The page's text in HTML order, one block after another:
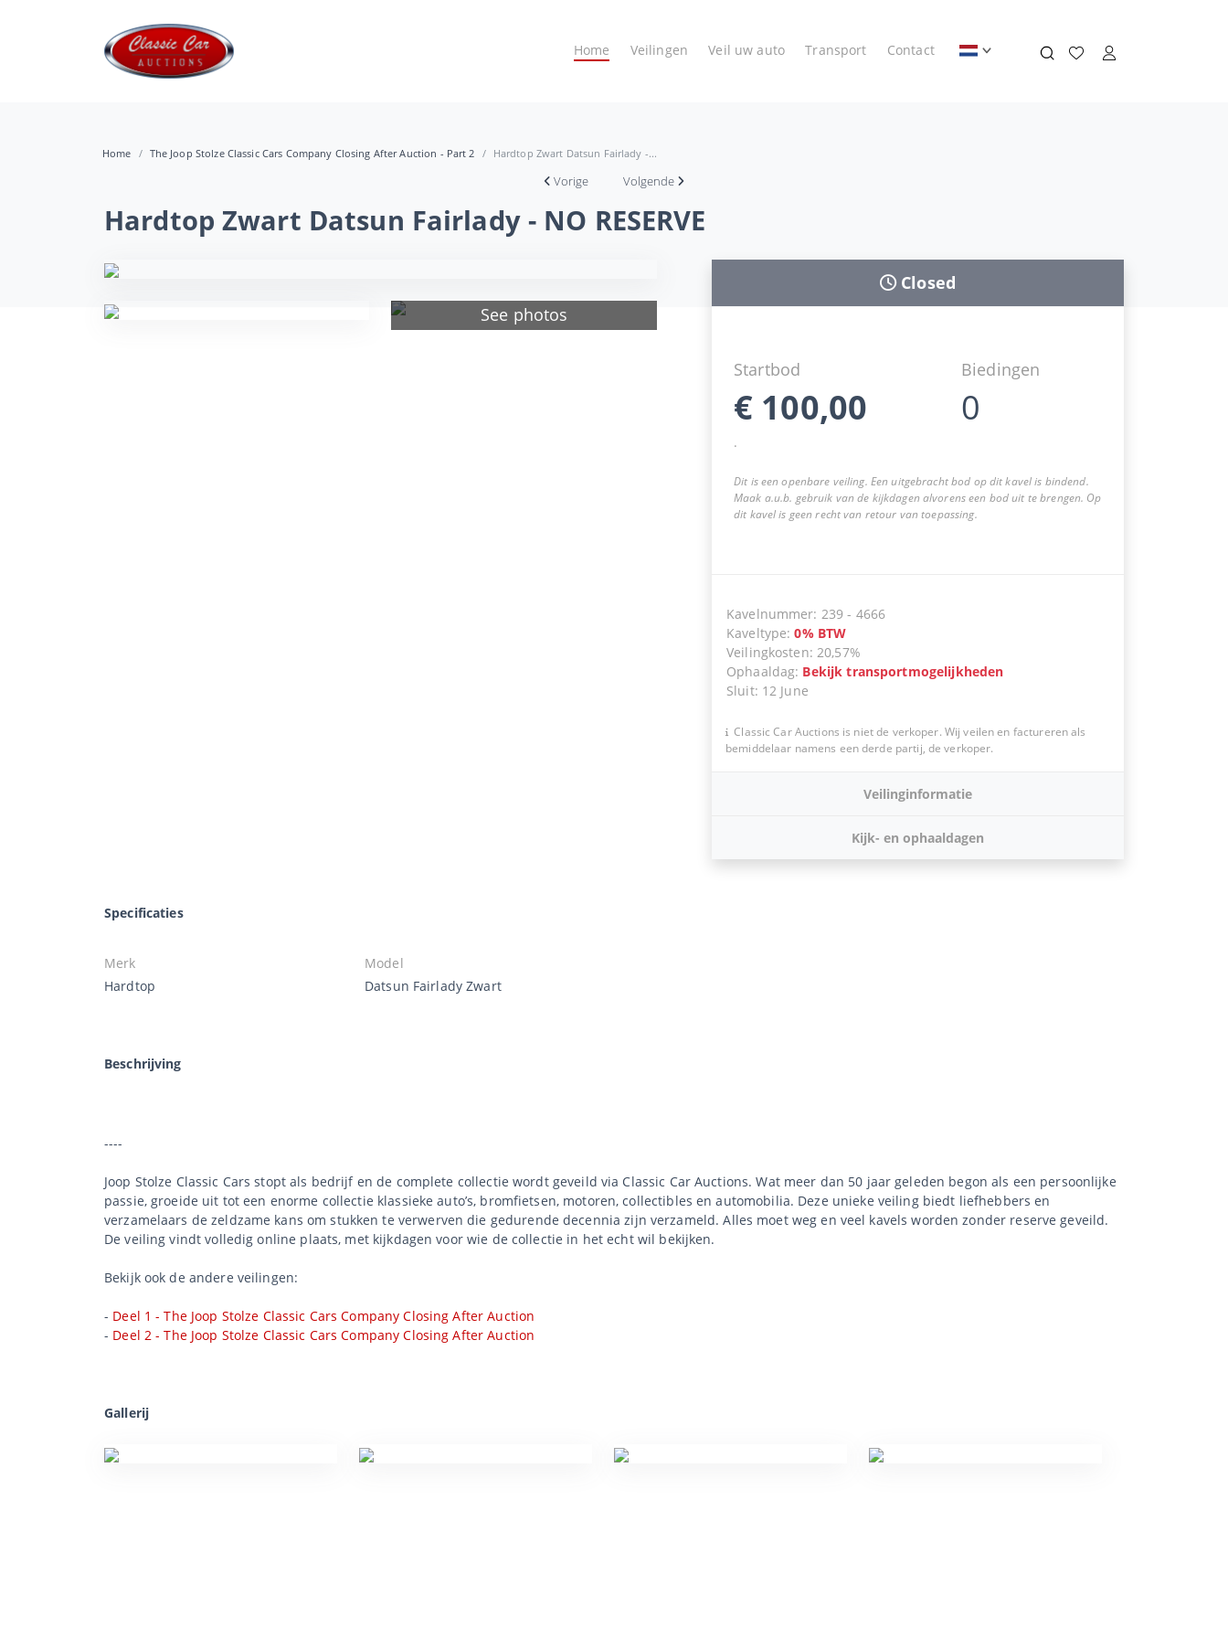
Home Veilingen Veil uw auto Transport Contact
Home The Joop Stolze Classic Cars Company Closing After Auction - Part 2 Hardtop Zwart Datsun Fairlady -...
Vorige Volgende
Hardtop Zwart Datsun Fairlady - NO RESERVE
See photos
Closed
Startbod
€ 100,00
Biedingen
0
.
Dit is een openbare veiling. Een uitgebracht bod op dit kavel is bindend.
Maak a.u.b. gebruik van de kijkdagen alvorens een bod uit te brengen. Op
dit kavel is geen recht van retour van toepassing.
Kavelnummer: 239 - 4666
Kaveltype:0% BTW
Veilingkosten: 20,57%
Ophaaldag: Bekijk transportmogelijkheden
Sluit: 12 June
Classic Car Auctions is niet de verkoper. Wij veilen en factureren als
bemiddelaar namens een derde partij, de verkoper.
Veilinginformatie
Kijk- en ophaaldagen
Specificaties
Merk
Hardtop
Model
Datsun Fairlady Zwart
Beschrijving
----
Joop Stolze Classic Cars stopt als bedrijf en de complete collectie wordt geveild via Classic Car Auctions. Wat meer dan 50 jaar geleden begon als een persoonlijke
passie, groeide uit tot een enorme collectie klassieke auto’s, bromfietsen, motoren, collectibles en automobilia. Deze unieke veiling biedt liefhebbers en
verzamelaars de zeldzame kans om stukken te verwerven die gedurende decennia zijn verzameld. Alles moet weg en veel kavels worden zonder reserve geveild.
De veiling vindt volledig online plaats, met kijkdagen voor wie de collectie in het echt wil bekijken.
Bekijk ook de andere veilingen:
- Deel 1 - The Joop Stolze Classic Cars Company Closing After Auction
- Deel 2 - The Joop Stolze Classic Cars Company Closing After Auction
Gallerij